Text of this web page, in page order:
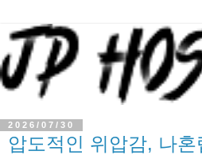
2026/07/30
압도적인 위압감, 나